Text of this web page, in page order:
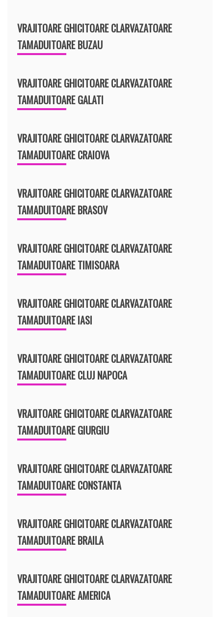
VRAJITOARE GHICITOARE CLARVAZATOARE
TAMADUITOARE BUZAU
VRAJITOARE GHICITOARE CLARVAZATOARE
TAMADUITOARE GALATI
VRAJITOARE GHICITOARE CLARVAZATOARE
TAMADUITOARE CRAIOVA
VRAJITOARE GHICITOARE CLARVAZATOARE
TAMADUITOARE BRASOV
VRAJITOARE GHICITOARE CLARVAZATOARE
TAMADUITOARE TIMISOARA
VRAJITOARE GHICITOARE CLARVAZATOARE
TAMADUITOARE IASI
VRAJITOARE GHICITOARE CLARVAZATOARE
TAMADUITOARE CLUJ NAPOCA
VRAJITOARE GHICITOARE CLARVAZATOARE
TAMADUITOARE GIURGIU
VRAJITOARE GHICITOARE CLARVAZATOARE
TAMADUITOARE CONSTANTA
VRAJITOARE GHICITOARE CLARVAZATOARE
TAMADUITOARE BRAILA
VRAJITOARE GHICITOARE CLARVAZATOARE
TAMADUITOARE AMERICA